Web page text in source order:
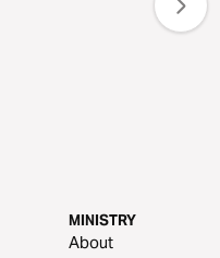
MINISTRY
About